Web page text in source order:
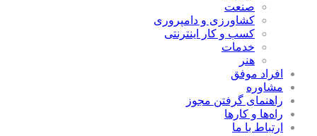
صنعت
كشاورزی و دامپروری
كسب و كار اينترنتی
خدمات
هنر
افراد موفق
مشاوره
راهنمای گرفتن مجوز
راه‌ها و كارها
ارتباط با ما